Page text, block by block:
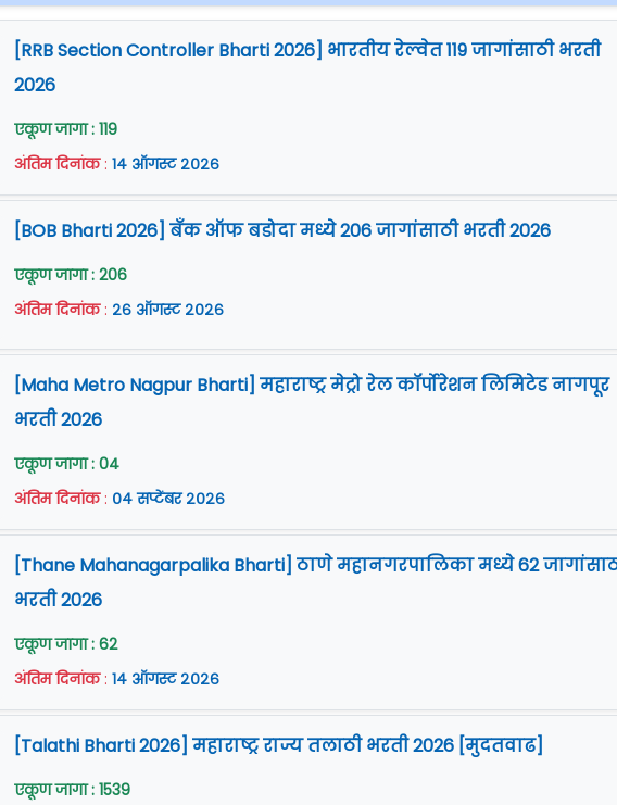
[RRB Section Controller Bharti 2026] भारतीय रेल्वेत 119 जागांसाठी भरती
2026
एकूण जागा : 119
अंतिम दिनांक: १४ ऑगस्ट २०२६
[BOB Bharti 2026] बँक ऑफ बडोदा मध्ये 206 जागांसाठी भरती 2026
एकूण जागा : 206
अंतिम दिनांक: २६ ऑगस्ट २०२६
[Maha Metro Nagpur Bharti] महाराष्ट्र मेट्रो रेल कॉर्पोरेशन लिमिटेड नागपूर
भरती 2026
एकूण जागा : 04
अंतिम दिनांक: ०४ सप्टेंबर २०२६
[Thane Mahanagarpalika Bharti] ठाणे महानगरपालिका मध्ये 62
भरती 2026
एकूण जागा : 62
अंतिम दिनांक: १४ ऑगस्ट २०२६
[Talathi Bharti 2026] महाराष्ट्र राज्य तलाठी भरती 2026 [मुदतवाढ]
एकूण जागा : 1539